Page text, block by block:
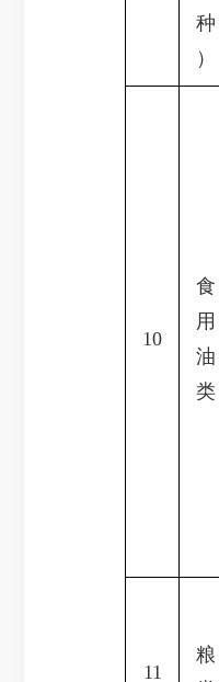
种
）
10
食
用
油
类
11
粮